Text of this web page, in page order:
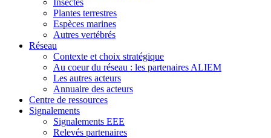
Plantes terrestres
Espèces marines
Autres vertébrés
Réseau
Contexte et choix stratégique
Au coeur du réseau : les partenaires ALIEM
Les autres acteurs
Annuaire des acteurs
Centre de ressources
Signalements
Signalements EEE
Relevés partenaires